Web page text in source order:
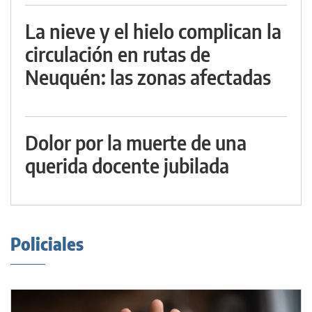
La nieve y el hielo complican la
circulación en rutas de
Neuquén: las zonas afectadas
Dolor por la muerte de una
querida docente jubilada
Policiales